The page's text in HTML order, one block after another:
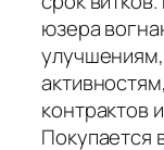
юзера
контрактов
Покупается